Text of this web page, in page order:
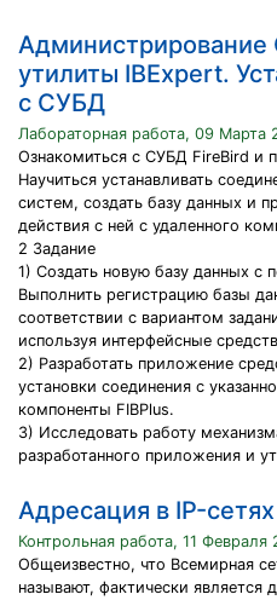
утилиты IBExpert.
с СУБД
Лабораторная работа, 09 Марта
Ознакомиться с СУБД FireBird и
Научиться устанавливать
систем, создать базу данных и
действия с ней с удаленного
2 Задание
1) Создать новую базу данных с
Выполнить регистрацию базы
соответствии с вариантом
используя интерфейсные
2) Разработать приложение
установки соединения с
компоненты FIBPlus.
3) Исследовать работу
разработанного приложения и
Адресация в IP-сетях
Контрольная работа, 11 Февраля
Общеизвестно, что Всемиpная
называют, фактически